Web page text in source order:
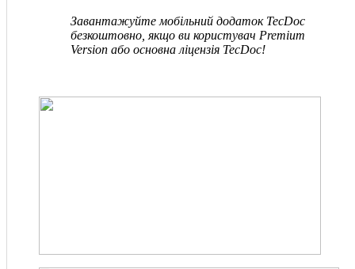
Завантажуйте мобільний додаток TecDoc
безкоштовно, якщо ви користувач Premium
Version або основна ліцензія TecDoc!